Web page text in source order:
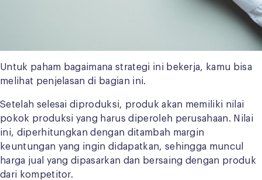
Untuk paham bagaimana strategi ini bekerja, kamu bisa
melihat penjelasan di bagian ini.
Setelah selesai diproduksi, produk akan memiliki nilai
pokok produksi yang harus diperoleh perusahaan. Nilai
ini, diperhitungkan dengan ditambah margin
keuntungan yang ingin didapatkan, sehingga muncul
harga jual yang dipasarkan dan bersaing dengan produk
dari kompetitor.